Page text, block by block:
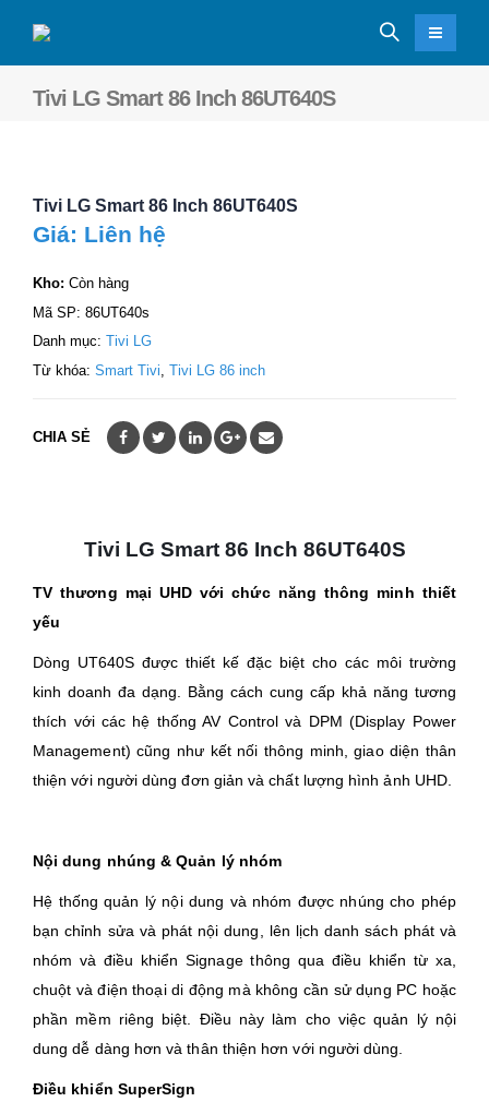
Tivi LG Smart 86 Inch 86UT640S
Tivi LG Smart 86 Inch 86UT640S
Giá: Liên hệ
Kho: Còn hàng
Mã SP: 86UT640s
Danh mục: Tivi LG
Từ khóa: Smart Tivi Tivi LG 86 inch
CHIA SẺ
Tivi LG Smart 86 Inch 86UT640S
TV thương mại UHD với chức năng thông minh thiết
yếu
Dòng UT640S được thiết kế đặc biệt cho các môi trường
kinh doanh đa dạng. Bằng cách cung cấp khả năng tương
thích với các hệ thống AV Control và DPM (Display Power
Management) cũng như kết nối thông minh, giao diện thân
thiện với người dùng đơn giản và chất lượng hình ảnh UHD.
Nội dung nhúng & Quản lý nhóm
Hệ thống quản lý nội dung và nhóm được nhúng cho phép
bạn chỉnh sửa và phát nội dung, lên lịch danh sách phát và
nhóm và điều khiển Signage thông qua điều khiển từ xa,
chuột và điện thoại di động mà không cần sử dụng PC hoặc
phần mềm riêng biệt. Điều này làm cho việc quản lý nội
dung dễ dàng hơn và thân thiện hơn với người dùng.
Điều khiển SuperSign